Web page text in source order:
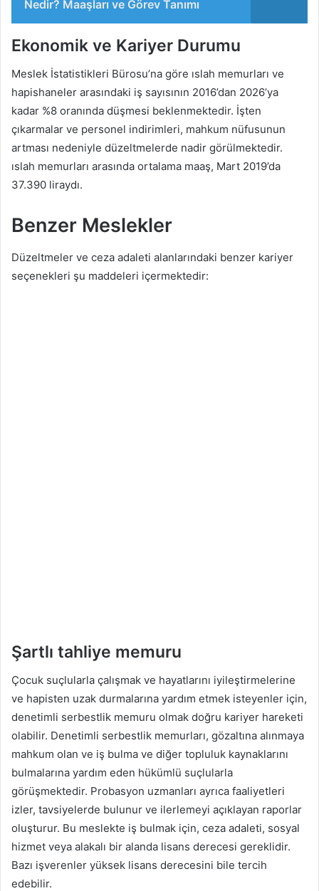
Nedir? Maaşları ve Görev Tanımı
Ekonomik ve Kariyer Durumu
Meslek İstatistikleri Bürosu’na göre ıslah memurları ve
hapishaneler arasındaki iş sayısının 2016’dan 2026’ya
kadar %8 oranında düşmesi beklenmektedir. İşten
çıkarmalar ve personel indirimleri, mahkum nüfusunun
artması nedeniyle düzeltmelerde nadir görülmektedir.
ıslah memurları arasında ortalama maaş, Mart 2019’da
37.390 liraydı.
Benzer Meslekler
Düzeltmeler ve ceza adaleti alanlarındaki benzer kariyer
seçenekleri şu maddeleri içermektedir:
Şartlı tahliye memuru
Çocuk suçlularla çalışmak ve hayatlarını iyileştirmelerine
ve hapisten uzak durmalarına yardım etmek isteyenler için,
denetimli serbestlik memuru olmak doğru kariyer hareketi
olabilir. Denetimli serbestlik memurları, gözaltına alınmaya
mahkum olan ve iş bulma ve diğer topluluk kaynaklarını
bulmalarına yardım eden hükümlü suçlularla
görüşmektedir. Probasyon uzmanları ayrıca faaliyetleri
izler, tavsiyelerde bulunur ve ilerlemeyi açıklayan raporlar
oluşturur. Bu meslekte iş bulmak için, ceza adaleti, sosyal
hizmet veya alakalı bir alanda lisans derecesi gereklidir.
Bazı işverenler yüksek lisans derecesini bile tercih
edebilir.